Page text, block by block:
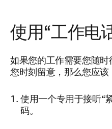
使用“工作电
如果您的工作需要您随
您时刻留意，那么您应该
使用一个专用于接听“
码。